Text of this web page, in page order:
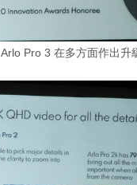
Arlo Pro 3 在多方面作出升